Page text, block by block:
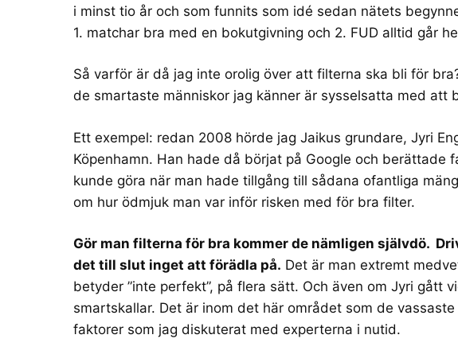
i minst tio år och som funnits som idé sedan nätets
1. matchar bra med en bokutgivning och 2. FUD alltid går
Så varför är då jag inte orolig över att filterna ska bli för
de smartaste människor jag känner är sysselsatta med att
Ett exempel: redan 2008 hörde jag Jaikus grundare, Jyri
Köpenhamn. Han hade då börjat på Google och berättade
kunde göra när man hade tillgång till sådana ofantliga
om hur ödmjuk man var inför risken med för bra filter.
Gör man filterna för bra kommer de nämligen självdö.
det till slut inget att förädla på. Det är man extremt
betyder ”inte perfekt”, på flera sätt. Och även om Jyri gått
smartskallar. Det är inom det här området som de
faktorer som jag diskuterat med experterna i nutid.